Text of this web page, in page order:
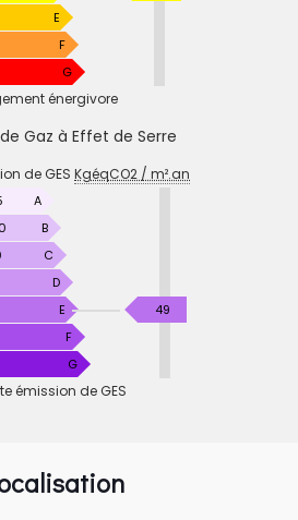
E
F
G
énergivore
Gaz à Effet de Serre
de GES KgéqCO2 / m².an
A
B
C
D
E
F
G
49KgéqCO2
émission de GES